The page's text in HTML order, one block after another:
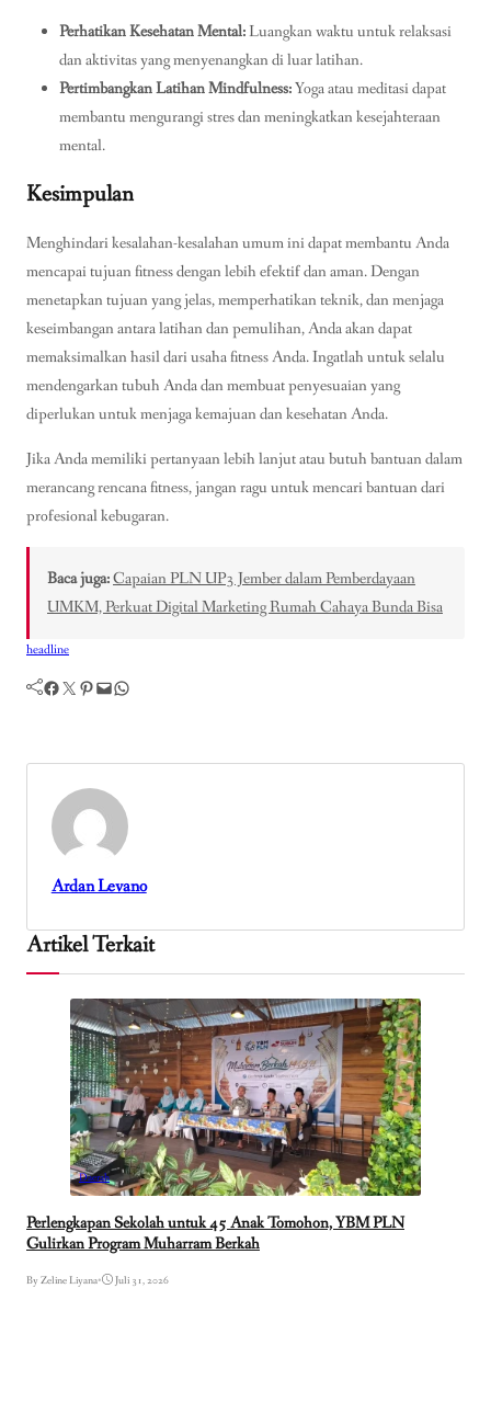
Perhatikan Kesehatan Mental:Luangkan waktu untuk relaksasi
dan aktivitas yang menyenangkan di luar latihan.
Pertimbangkan Latihan Mindfulness:Yoga atau meditasi dapat
membantu mengurangi stres dan meningkatkan kesejahteraan
mental.
Kesimpulan
Menghindari kesalahan-kesalahan umum ini dapat membantu Anda
mencapai tujuan fitness dengan lebih efektif dan aman. Dengan
menetapkan tujuan yang jelas, memperhatikan teknik, dan menjaga
keseimbangan antara latihan dan pemulihan, Anda akan dapat
memaksimalkan hasil dari usaha fitness Anda. Ingatlah untuk selalu
mendengarkan tubuh Anda dan membuat penyesuaian yang
diperlukan untuk menjaga kemajuan dan kesehatan Anda.
Jika Anda memiliki pertanyaan lebih lanjut atau butuh bantuan dalam
merancang rencana fitness, jangan ragu untuk mencari bantuan dari
profesional kebugaran.
Baca juga:Capaian PLN UP3 Jember dalam Pemberdayaan
UMKM, Perkuat Digital Marketing Rumah Cahaya Bunda Bisa
headline
Facebook Twitter Pinterest Mail WhatsApp
Ardan Levano
Artikel Terkait
Daerah
Perlengkapan Sekolah untuk 45 Anak Tomohon, YBM PLN
Gulirkan Program Muharram Berkah
By Zeline Liyana• Juli 31, 2026